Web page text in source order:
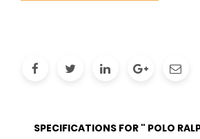
SPECIFICATIONS FOR " POLO